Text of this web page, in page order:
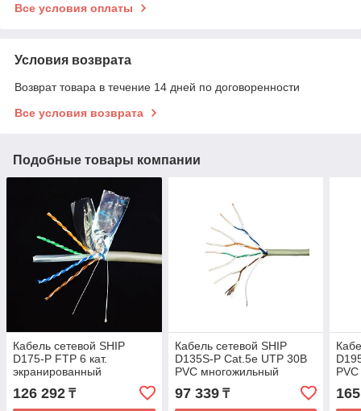
Все условия оплаты
Условия возврата
Возврат товара в течение 14 дней по договоренности
Все условия возврата
Подобные товары компании
Кабель сетевой SHIP
D175-P FTP 6 кат.
экранированный
126 292 ₸
Кабель сетевой SHIP
D135S-P Cat.5e UTP 30В
PVC многожильный
97 339₸
PVC